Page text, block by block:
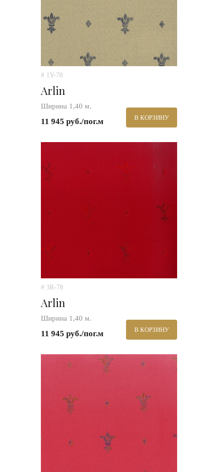
# 1Y-78
Arlin
Ширина 1,40 м.
11 945 руб./пог.м В КОРЗИНУ
# 3R-78
Arlin
Ширина 1,40 м.
11 945 руб./пог.м В КОРЗИНУ